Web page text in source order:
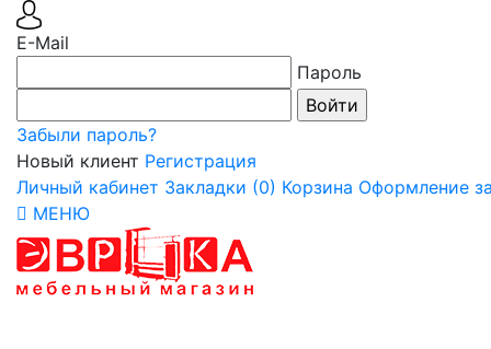
E-Mail
Пароль
Забыли пароль?
Новый клиент Регистрация
Личный кабинет Закладки (0) Корзина Оформление
МЕНЮ